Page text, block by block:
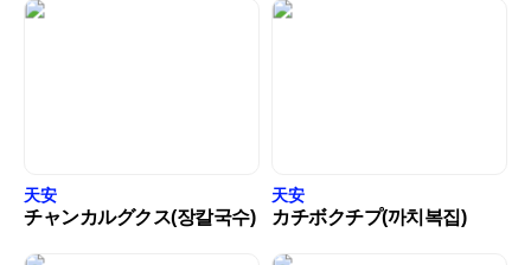
天安
チャンカルグクス(장칼국수)
天安
カチボクチプ(까치복집)